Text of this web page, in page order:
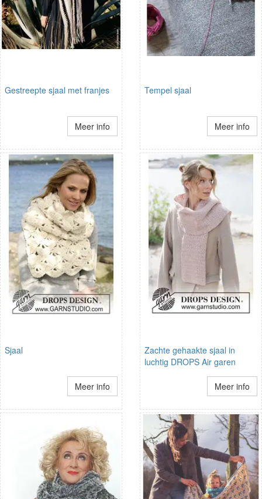
Gestreepte sjaal met franjes
Meer info
Tempel sjaal
Meer info
Sjaal
Meer info
Zachte gehaakte sjaal in
luchtig DROPS Air garen
Meer info